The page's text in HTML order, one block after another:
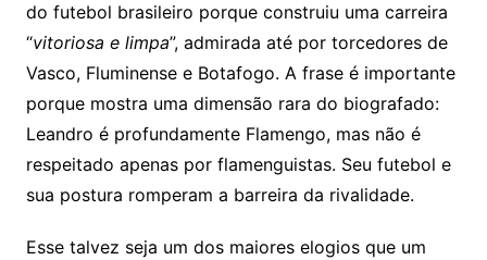
do futebol brasileiro porque construiu uma carreira
“vitoriosa e limpa”, admirada até por torcedores de
Vasco, Fluminense e Botafogo. A frase é importante
porque mostra uma dimensão rara do biografado:
Leandro é profundamente Flamengo, mas não é
respeitado apenas por flamenguistas. Seu futebol e
sua postura romperam a barreira da rivalidade.
Esse talvez seja um dos maiores elogios que um